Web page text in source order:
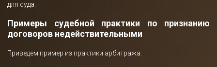
для суда.
Примеры судебной практики по признанию
договоров недействительными
Приведем пример из практики арбитража.